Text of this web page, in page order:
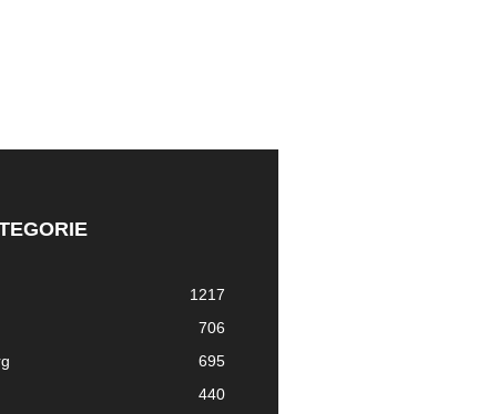
1217
706
695
440